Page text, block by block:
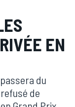
EN
du
de